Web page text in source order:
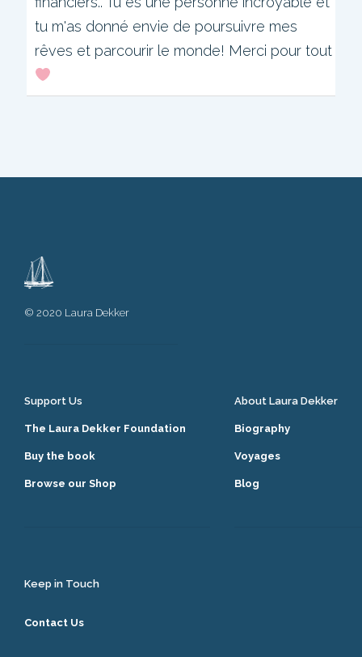
tu m'as donné envie de poursuivre mes
rêves et parcourir le monde! Merci pour tout
t
o
© 2020 Laura Dekker
Support Us
The Laura Dekker Foundation
Buy the book
Browse our Shop
About Laura Dekker
Biography
Voyages
Blog
Keep in Touch
Contact Us